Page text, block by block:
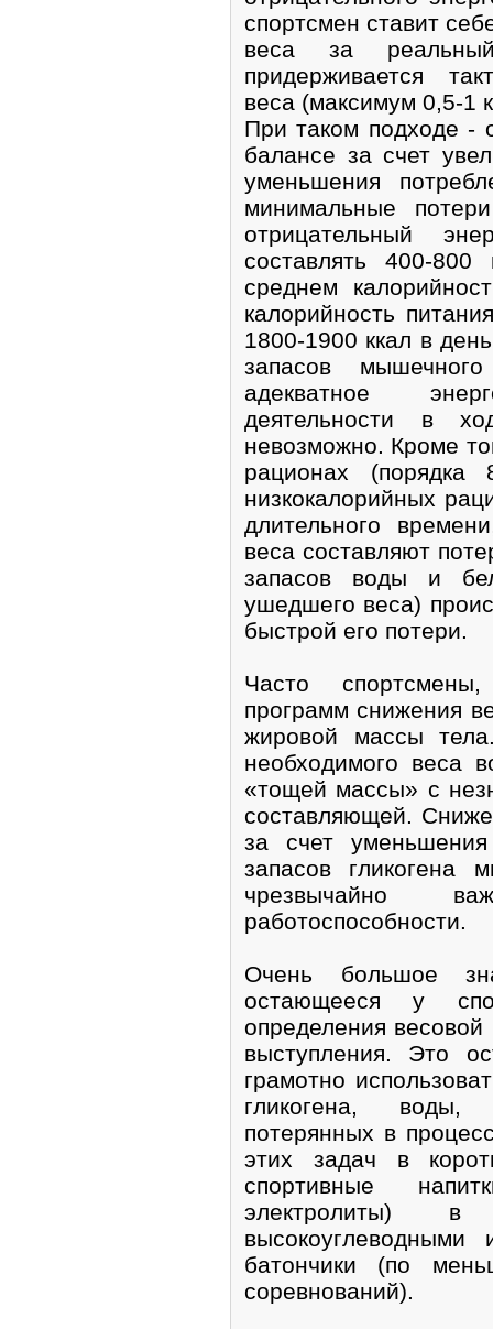
спортсмен ставит
веса за
придерживается
веса (максимум 0,5-1
При таком подходе -
балансе за счет
уменьшения
минимальные
отрицательный
составлять 400-
среднем
калорийность
1800-1900 ккал в
запасов
адекватное
деятельности в
невозможно. Кроме
рационах
низкокалорийных
длительного
веса составляют
запасов воды и
ушедшего веса)
быстрой его потери.
Часто
программ снижения
жировой массы
необходимого веса
«тощей массы» с
составляющей.
за счет
запасов гликогена
чрезвычайно
работоспособности.
Очень большое
остающееся у
определения весовой
выступления. Это
грамотно
гликогена, воды,
потерянных в
этих задач в
спортивные
электролиты)
высокоуглеводными
батончики (по
соревнований).